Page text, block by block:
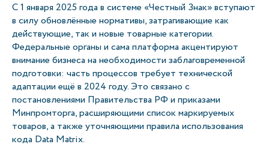
С 1 января 2025 года в системе «Честный Знак» вступают
в силу обновлённые нормативы, затрагивающие как
действующие, так и новые товарные категории.
Федеральные органы и сама платформа акцентируют
внимание бизнеса на необходимости заблаговременной
подготовки: часть процессов требует технической
адаптации ещё в 2024 году. Это связано с
постановлениями Правительства РФ и приказами
Минпромторга, расширяющими список маркируемых
товаров, а также уточняющими правила использования
кода Data Matrix.